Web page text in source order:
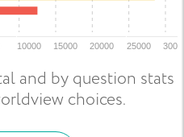
10000 15000 20000 25000
and by question stats
choices.